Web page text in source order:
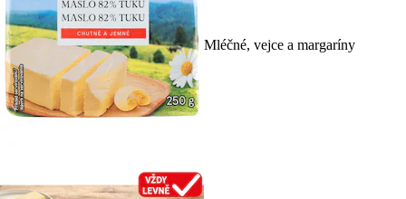
Mléčné, vejce a margaríny